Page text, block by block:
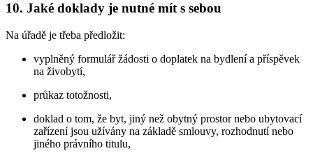
10. Jaké doklady je nutné mít s sebou
Na úřadě je třeba předložit:
vyplněný formulář žádosti o doplatek na bydlení a příspěvek
na živobytí,
průkaz totožnosti,
doklad o tom, že byt, jiný než obytný prostor nebo ubytovací
zařízení jsou užívány na základě smlouvy, rozhodnutí nebo
jiného právního titulu,